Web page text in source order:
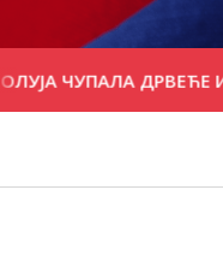
ДРВЕЋЕ И